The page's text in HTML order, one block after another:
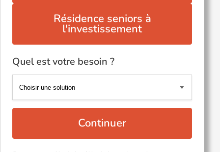
Résidence seniors à
l'investissement
Quel est votre besoin ?
Continuer